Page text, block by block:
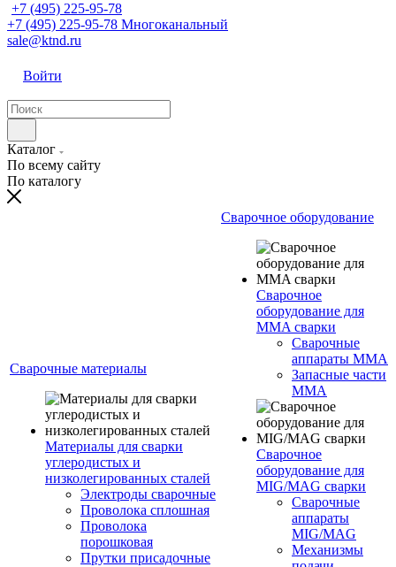
+7 (495) 225-95-78
+7 (495) 225-95-78 Многоканальный
sale@ktnd.ru
Войти
Каталог
По всему сайту
По каталогу
Сварочные материалы
Материалы для сварки
углеродистых и
низколегированных сталей
Электроды сварочные
Проволока сплошная
Проволока
порошковая
Прутки присадочные
Сварочное оборудование
Сварочное
оборудование для
MMA сварки
Сварочные
аппараты MMA
Запасные части
MMA
Сварочное
оборудование для
MIG/MAG сварки
Сварочные
аппараты
MIG/MAG
Механизмы